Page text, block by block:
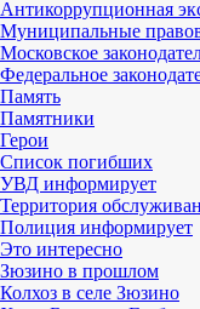
Антикоррупционная
Муниципальные
Московское
Федеральное
Память
Памятники
Герои
Список погибших
УВД информирует
Территория
Полиция информирует
Это интересно
Зюзино в прошлом
Колхоз в селе Зюзино